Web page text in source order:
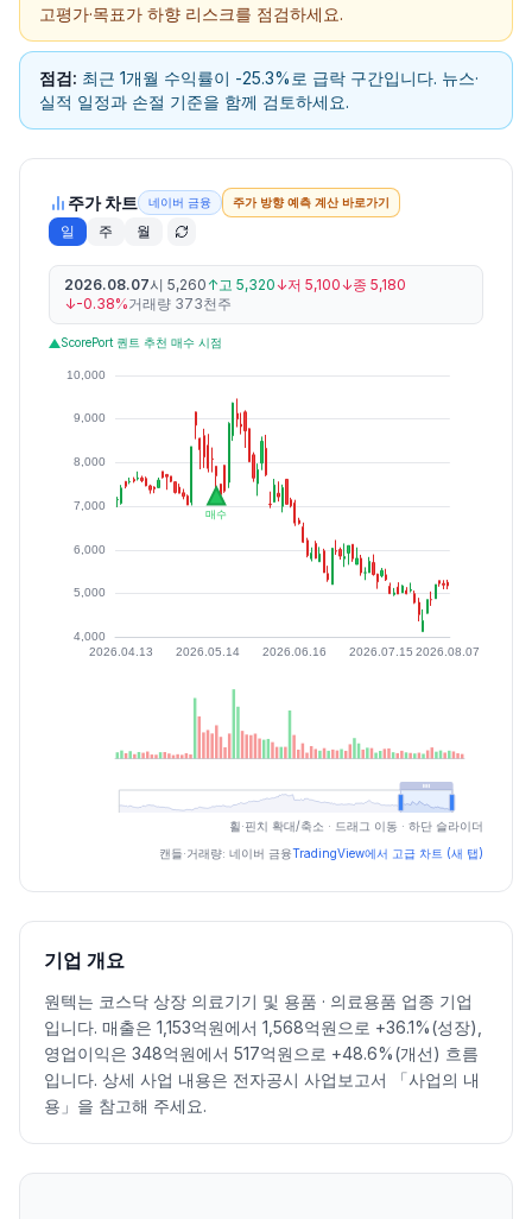
고평가·목표가 하향 리스크를 점검하세요.
점검: 최근 1개월 수익률이 -25.3%로 급락 구간입니다. 뉴스·
실적 일정과 손절 기준을 함께 검토하세요.
주가 차트 네이버 금융 주가 방향 예측 계산 바로가기
일 주 월
2026.08.07시 5,260 ↑고 5,320↓저 5,100↓종 5,180
↓-0.38%거래량 373천주
ScorePort 퀀트 추천 매수 시점
최근 구간 일별 OHLCV (스크린 리더용)
고가 저가 종가 등락률%거래량
2026.07.06
6130 6130 57305800-4.92740225
2026.07.07
5670606056705810 0.17 893371
2026.07.08
5810
2026.07.10
54805840 548057404.74 631600
2026.07.13
5710 59005410 5440-5.23800667
2026.07.14
5450 5460 5110 5270 -3.12 835589
2026.07.15
54105590 5370
휠·핀치 확대/축소 · 드래그 이동 · 하단 슬라이더
캔들·거래량: 네이버 금융TradingView에서 고급 차트 (새 탭)
기업 개요
원텍는 코스닥 상장 의료기기 및 용품 · 의료용품 업종 기업
입니다. 매출은 1,153억원에서 1,568억원으로 +36.1%(성장),
영업이익은 348억원에서 517억원으로 +48.6%(개선) 흐름
입니다. 상세 사업 내용은 전자공시 사업보고서 「사업의 내
용」을 참고해 주세요.